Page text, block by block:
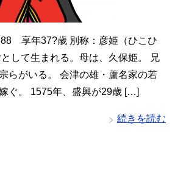
享年37?歳 別称：彦姫（ひこひ
して生まれる。母は、久保姫。 兄
らがいる。 会津の雄・蘆名家の若
ぐ。 1575年、盛興が29歳 […]
続きを読む